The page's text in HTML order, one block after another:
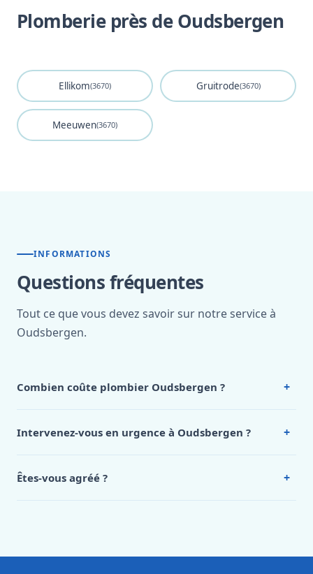
Plomberie près de Oudsbergen
Ellikom(3670) Gruitrode(3670)
Meeuwen(3670)
INFORMATIONS
Questions fréquentes
Tout ce que vous devez savoir sur notre service à
Oudsbergen.
Combien coûte plombier Oudsbergen ? +
Oudsbergen, appelez le 0472 53 24 26.
Intervenez-vous en urgence à Oudsbergen ? +
Êtes-vous agréé ? +